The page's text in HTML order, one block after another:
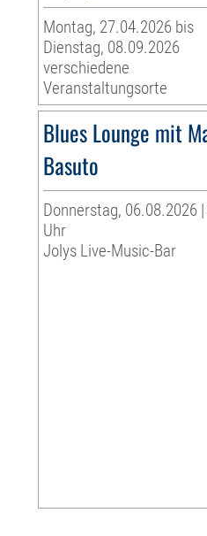
Montag, 27.04.2026 bis
Dienstag, 08.09.2026
verschiedene
Veranstaltungsorte
Blues Lounge mit
Basuto
Donnerstag, 06.08.2026
Uhr
Jolys Live-Music-Bar